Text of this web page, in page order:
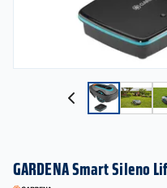
GARDENA Smart Sileno